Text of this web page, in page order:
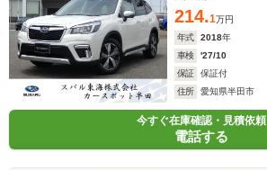
214.1万円
年式
2018年
車検
'27/10
保証
保証付
住所
愛知県半田市
今すぐ在庫確認・見積依頼
電話する